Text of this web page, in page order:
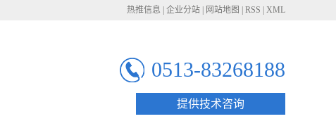
热推信息 企业分站 网站地图 RSS XML
0513-83268188
提供技术咨询